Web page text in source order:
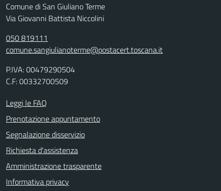
Comune di San Giuliano Terme
Via Giovanni Battista Niccolini
050 819111
comune.sangiulianoterme@postacert.toscana.it
P.IVA: 00479290504
C.F: 00332700509
Leggi le FAQ
Prenotazione appuntamento
Segnalazione disservizio
Richiesta d'assistenza
Amministrazione trasparente
Informativa privacy